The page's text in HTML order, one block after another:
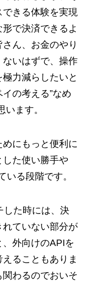
きる体験を実現
で決済できるよ
ん、お金のやり
いはずで、操作
力減らしたいと
の考える”なめ
います。
にもっと便利に
した使い勝手や
いる段階です。
した時には、決
ていない部分が
外向けのAPIを
ることもありま
わるのでおいそ